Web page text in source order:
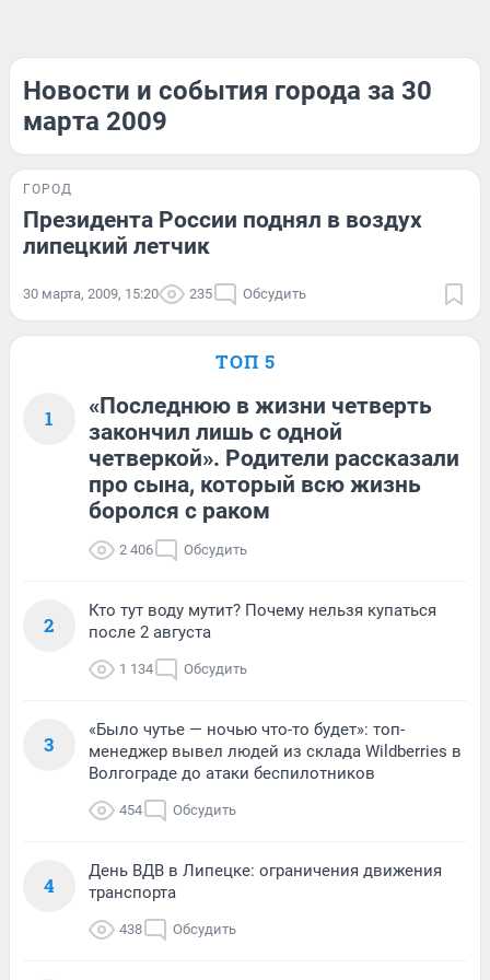
Новости и события города за 30
марта 2009
ГОРОД
Президента России поднял в воздух
липецкий летчик
30 марта, 2009, 15:20 235 Обсудить
ТОП 5
1
«Последнюю в жизни четверть
закончил лишь с одной
четверкой». Родители рассказали
про сына, который всю жизнь
боролся с раком
2 406 Обсудить
2
Кто тут воду мутит? Почему нельзя купаться
после 2 августа
1 134 Обсудить
3
«Было чутье — ночью что-то будет»: топ-
менеджер вывел людей из склада Wildberries в
Волгограде до атаки беспилотников
454 Обсудить
4
День ВДВ в Липецке: ограничения движения
транспорта
438 Обсудить